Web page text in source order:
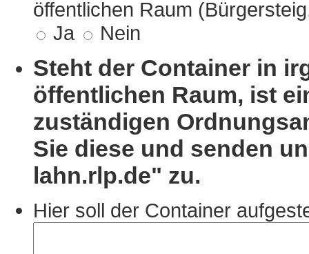
öffentlichen Raum
Ja
Nein
Steht der Container in
öffentlichen Raum, ist
zuständigen
Sie diese und senden
lahn.rlp.de" zu.
Hier soll der Container